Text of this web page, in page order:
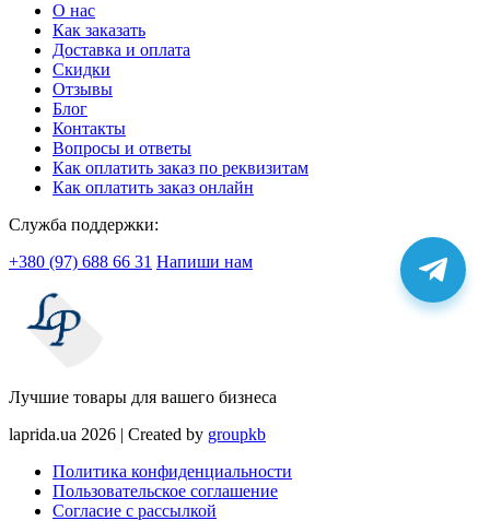
О нас
Как заказать
Доставка и оплата
Скидки
Отзывы
Блог
Контакты
Вопросы и ответы
Как оплатить заказ по реквизитам
Как оплатить заказ онлайн
Служба поддержки:
+380 (97) 688 66 31 Напиши нам
Лучшие товары для вашего бизнеса
laprida.ua 2026 | Created by groupkb
Политика конфиденциальности
Пользовательское соглашение
Согласие с рассылкой